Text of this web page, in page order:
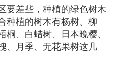
要差些，种植的绿色树木
种植的树木有杨树、柳
、白蜡树、日本晚樱、
、月季、无花果树这几